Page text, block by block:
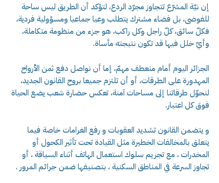
إن نيّة المشرّع تتجاوز مجرّد الردع، لتؤكد أن الطريق ليس ساحة
للفوضى، بل فضاء مشترك يتطلب وعيا جماعيا ومسؤولية فردية،
فكلّ سائق، كلّ راجل وكل راكب، هو جزء من منظومة متكاملة،
وأيّ خلل فيها قد تكون نتيجته مأساة.
الجزائر اليوم أمام منعطف مهمّ، إما أن نواصل دفع ثمن الأرواح
المهدورة على الطرقات، أو أن تلتزم جميعا بروح القانون الجديد،
لنحوّل طرقاتنا إلى مساحات آمنة، تعكس حضارة شعب يضع الحياة
فوق كل اعتبار.
و يتضمن القانون تشديد العقوبات و رفع الغرامات خاصة فيما
يتعلق بالمخالفات الخطيرة مثل القيادة تحت تأثير الكحول أو
المخدرات ، مع تجريم سلوك استعمال الهاتف أثناء السياقة ، أو
تجاوز السرعة في المناطق السكنية ، بتصنيفها ضمن جرائم المرور .